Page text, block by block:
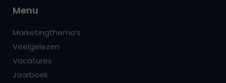
Menu
Marketingthema’s
Veelgelezen
Vacatures
Jaarboek